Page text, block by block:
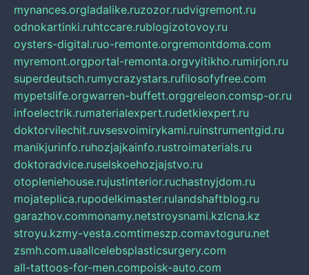
mynances.orgladalike.ruzozor.rudvigremont.ru
odnokartinki.ruhtccare.rublogizotovoy.ru
oysters-digital.ruo-remonte.orgremontdoma.com
myremont.orgportal-remonta.orgvyitikho.rumirjon.ru
superdeutsch.rumycrazystars.rufilosofyfree.com
mypetslife.orgwarren-buffett.orggreleon.comsp-or.ru
infoelectrik.rumaterialexpert.rudetkiexpert.ru
doktorvilechit.ruvsesvoimirykami.ruinstrumentgid.ru
manikjurinfo.ruhozjajkainfo.rustroimaterials.ru
doktoradvice.ruselskoehozjajstvo.ru
otopleniehouse.rujustinterior.ruchastnyjdom.ru
mojateplica.rupodelkimaster.rulandshaftblog.ru
garazhov.commonamy.netstroysnami.kzlcna.kz
stroyu.kzmy-vesta.comtimeszp.comavtoguru.net
zsmh.com.uaallcelebsplasticsurgery.com
all-tattoos-for-men.compoisk-auto.com